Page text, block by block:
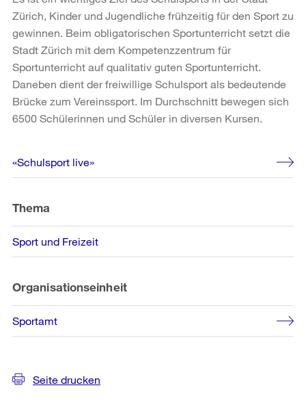
Zürich, Kinder und Jugendliche frühzeitig für den Sport zu
gewinnen. Beim obligatorischen Sportunterricht setzt die
Stadt Zürich mit dem Kompetenzzentrum für
Sportunterricht auf qualitativ guten Sportunterricht.
Daneben dient der freiwillige Schulsport als bedeutende
Brücke zum Vereinssport. Im Durchschnitt bewegen sich
6500 Schülerinnen und Schüler in diversen Kursen.
Weitere
Informationen
«Schulsport live»
Thema
Sport und Freizeit
Organisationseinheit
Sportamt
Seite drucken